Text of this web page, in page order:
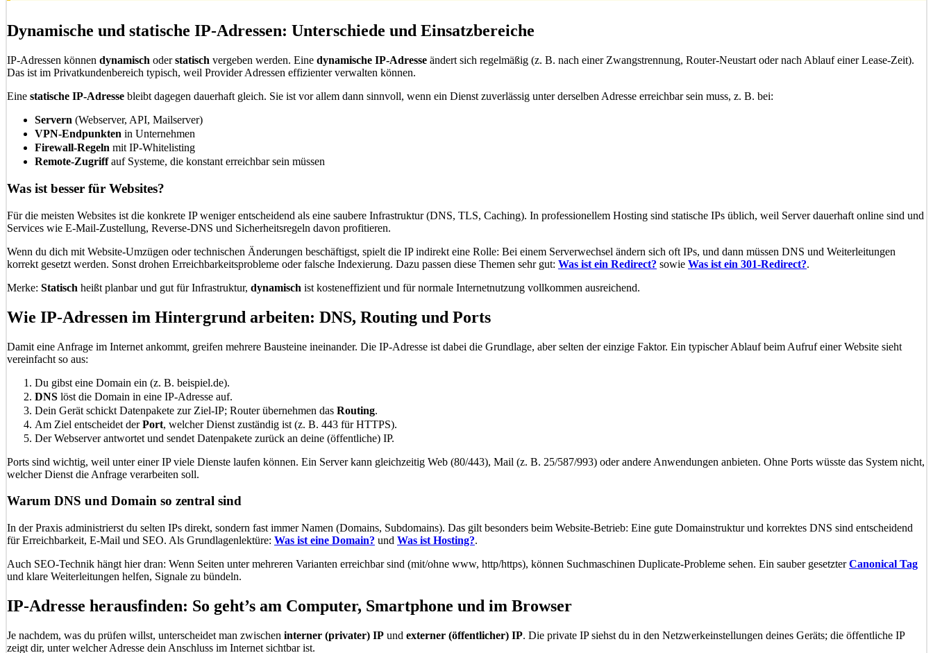
Dynamische und statische IP-Adressen: Unterschiede und Einsatzbereiche
IP-Adressen können dynamisch oderstatisch vergeben werden. Eine dynamische IP-Adresse ändert sich regelmäßig (z. B. nach einer Zwangstrennung, Router-Neustart oder nach Ablauf einer Lease-Zeit).
Das ist im Privatkundenbereich typisch, weil Provider Adressen effizienter verwalten können.
Eine statische IP-Adresse bleibt dagegen dauerhaft gleich. Sie ist vor allem dann sinnvoll, wenn ein Dienst zuverlässig unter derselben Adresse erreichbar sein muss, z. B. bei:
Servern (Webserver, API, Mailserver)
VPN-Endpunkten in Unternehmen
Firewall-Regeln mit IP-Whitelisting
Remote-Zugriffauf Systeme, die konstant erreichbar sein müssen
Was ist besser für Websites?
Für die meisten Websites ist die konkrete IP weniger entscheidend als eine saubere Infrastruktur (DNS, TLS, Caching). In professionellem Hosting sind statische IPs üblich, weil Server dauerhaft online sind und
Services wie E-Mail-Zustellung, Reverse-DNS und Sicherheitsregeln davon profitieren.
Wenn du dich mit Website-Umzügen oder technischen Änderungen beschäftigst, spielt die IP indirekt eine Rolle: Bei einem Serverwechsel ändern sich oft IPs, und dann müssen DNS und Weiterleitungen
korrekt gesetzt werden. Sonst drohen Erreichbarkeitsprobleme oder falsche Indexierung. Dazu passen diese Themen sehr gut: Was ist ein Redirect? sowie Was ist ein 301-Redirect?.
Merke: Statisch heißt planbar und gut für Infrastruktur, dynamisch ist kosteneffizient und für normale Internetnutzung vollkommen ausreichend.
Wie IP-Adressen im Hintergrund arbeiten: DNS, Routing und Ports
Damit eine Anfrage im Internet ankommt, greifen mehrere Bausteine ineinander. Die IP-Adresse ist dabei die Grundlage, aber selten der einzige Faktor. Ein typischer Ablauf beim Aufruf einer Website sieht
vereinfacht so aus:
Du gibst eine Domain ein (z. B. beispiel.de).
DNS löst die Domain in eine IP-Adresse auf.
Dein Gerät schickt Datenpakete zur Ziel-IP; Router übernehmen das Routing.
Am Ziel entscheidet derPort, welcher Dienst zuständig ist (z. B. 443 für HTTPS).
Der Webserver antwortet und sendet Datenpakete zurück an deine (öffentliche) IP.
Ports sind wichtig, weil unter einer IP viele Dienste laufen können. Ein Server kann gleichzeitig Web (80/443), Mail (z. B. 25/587/993) oder andere Anwendungen anbieten. Ohne Ports wüsste das System nicht,
welcher Dienst die Anfrage verarbeiten soll.
Warum DNS und Domain so zentral sind
In der Praxis administrierst du selten IPs direkt, sondern fast immer Namen (Domains, Subdomains). Das gilt besonders beim Website-Betrieb: Eine gute Domainstruktur und korrektes DNS sind entscheidend
für Erreichbarkeit, E-Mail und SEO. Als Grundlagenlektüre: Was ist eine Domain? und Was ist Hosting?.
Auch SEO-Technik hängt hier dran: Wenn Seiten unter mehreren Varianten erreichbar sind (mit/ohne www, http/https), können Suchmaschinen Duplicate-Probleme sehen. Ein sauber gesetzterCanonical Tag
und klare Weiterleitungen helfen, Signale zu bündeln.
IP-Adresse herausfinden: So geht’s am Computer, Smartphone und im Browser
Je nachdem, was du prüfen willst, unterscheidet man zwischen interner (privater) IP und externer (öffentlicher) IP. Die private IP siehst du in den Netzwerkeinstellungen deines Geräts; die öffentliche IP
zeigt dir, unter welcher Adresse dein Anschluss im Internet sichtbar ist.